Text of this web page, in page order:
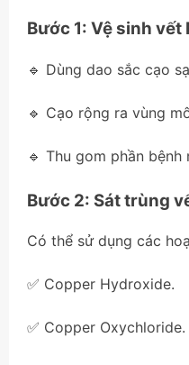
Bước 1: Vệ sinh vết
🔹 Dùng dao sắc cạo
🔹 Cạo rộng ra vùng
🔹 Thu gom phần
Bước 2: Sát trùng
Có thể sử dụng các
✅ Copper Hydroxide.
✅ Copper Oxychloride.